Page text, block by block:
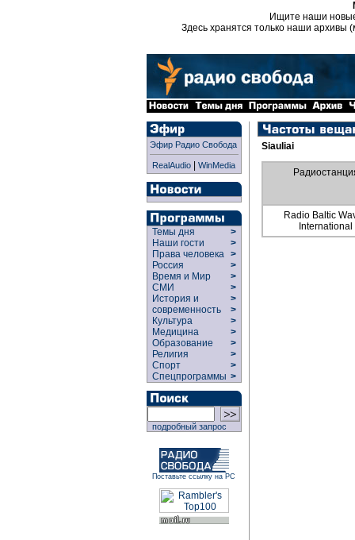
Ищите наши
Здесь хранятся только наши архивы
Эфир Радио Свобода
RealAudio WinMedia
Темы дня
>
Наши гости
>
Права человека >
Россия
>
Время и Мир
>
СМИ
>
История и
современность
>
>
Культура
>
Медицина
>
Образование
>
Религия
>
Спорт
>
Спецпрограммы >
подробный запрос
Поставьте ссылку на РС
Siauliai
Radio Baltic
International